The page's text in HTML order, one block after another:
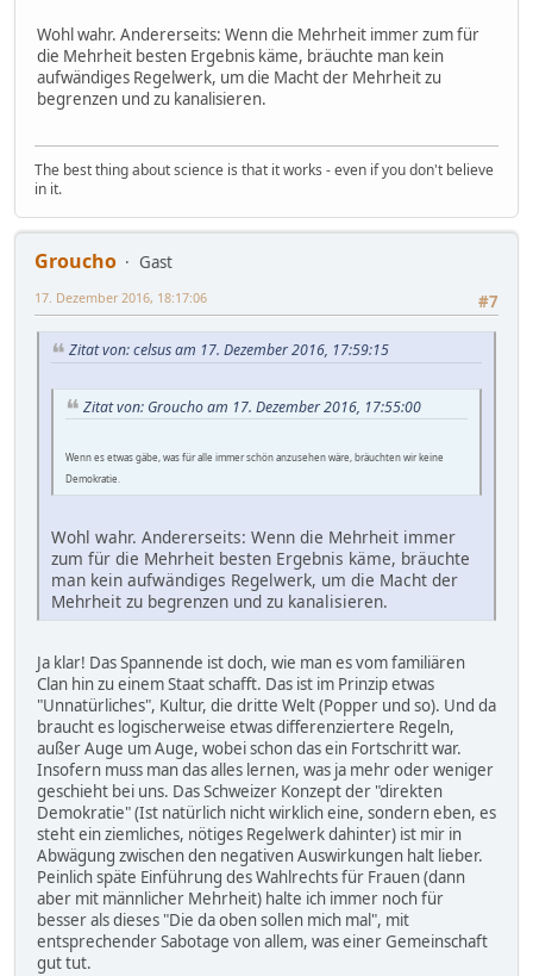
Wohl wahr. Andererseits: Wenn die Mehrheit immer zum für
die Mehrheit besten Ergebnis käme, bräuchte man kein
aufwändiges Regelwerk, um die Macht der Mehrheit zu
begrenzen und zu kanalisieren.
The best thing about science is that it works - even if you don't believe
in it.
Groucho
Gast
#7
17. Dezember 2016, 18:17:06
Zitat von: celsus am 17. Dezember 2016, 17:59:15
Zitat von: Groucho am 17. Dezember 2016, 17:55:00
Wenn es etwas gäbe, was für alle immer schön anzusehen wäre, bräuchten wir keine
Demokratie.
Wohl wahr. Andererseits: Wenn die Mehrheit immer
zum für die Mehrheit besten Ergebnis käme, bräuchte
man kein aufwändiges Regelwerk, um die Macht der
Mehrheit zu begrenzen und zu kanalisieren.
Ja klar! Das Spannende ist doch, wie man es vom familiären
Clan hin zu einem Staat schafft. Das ist im Prinzip etwas
"Unnatürliches", Kultur, die dritte Welt (Popper und so). Und da
braucht es logischerweise etwas differenziertere Regeln,
außer Auge um Auge, wobei schon das ein Fortschritt war.
Insofern muss man das alles lernen, was ja mehr oder weniger
geschieht bei uns. Das Schweizer Konzept der "direkten
Demokratie" (Ist natürlich nicht wirklich eine, sondern eben, es
steht ein ziemliches, nötiges Regelwerk dahinter) ist mir in
Abwägung zwischen den negativen Auswirkungen halt lieber.
Peinlich späte Einführung des Wahlrechts für Frauen (dann
aber mit männlicher Mehrheit) halte ich immer noch für
besser als dieses "Die da oben sollen mich mal", mit
entsprechender Sabotage von allem, was einer Gemeinschaft
gut tut.